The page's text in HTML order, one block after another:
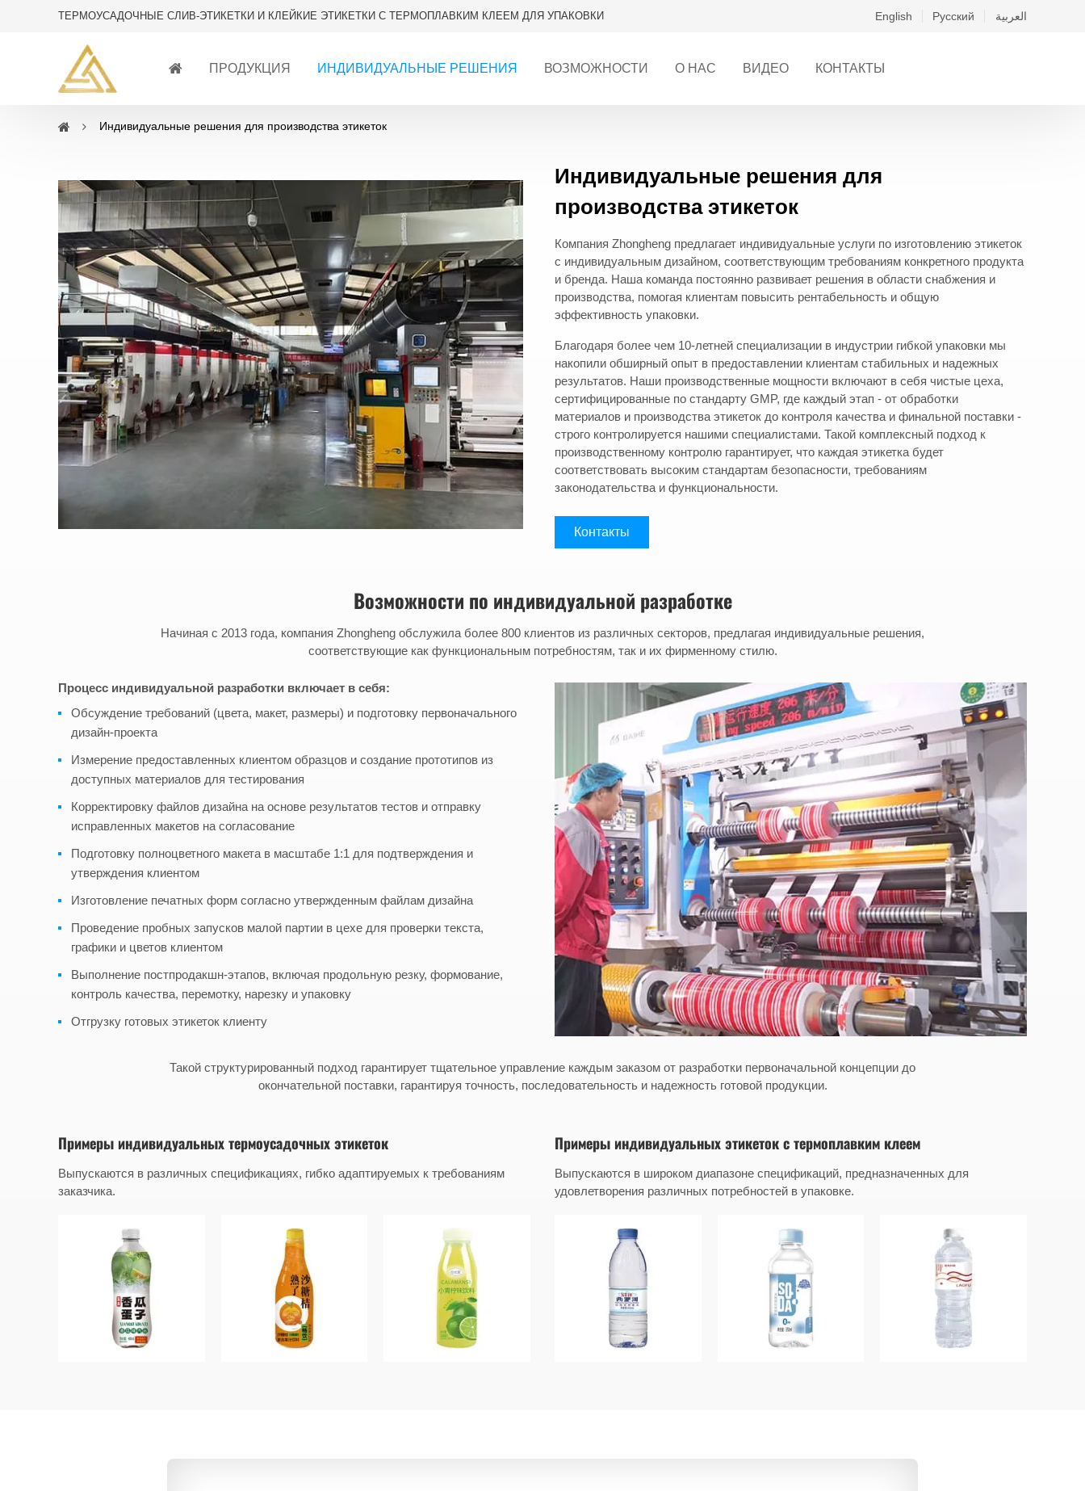
ТЕРМОУСАДОЧНЫЕ СЛИВ-ЭТИКЕТКИ И КЛЕЙКИЕ ЭТИКЕТКИ С ТЕРМОПЛАВКИМ КЛЕЕМ ДЛЯ УПАКОВКИ English Русский العربية
ПРОДУКЦИЯ ИНДИВИДУАЛЬНЫЕ РЕШЕНИЯ ВОЗМОЖНОСТИ О НАС ВИДЕО КОНТАКТЫ
Индивидуальные решения для производства этикеток
Индивидуальные решения для
производства этикеток
Компания Zhongheng предлагает индивидуальные услуги по изготовлению этикеток
с индивидуальным дизайном, соответствующим требованиям конкретного продукта
и бренда. Наша команда постоянно развивает решения в области снабжения и
производства, помогая клиентам повысить рентабельность и общую
эффективность упаковки.
Благодаря более чем 10-летней специализации в индустрии гибкой упаковки мы
накопили обширный опыт в предоставлении клиентам стабильных и надежных
результатов. Наши производственные мощности включают в себя чистые цеха,
сертифицированные по стандарту GMP, где каждый этап - от обработки
материалов и производства этикеток до контроля качества и финальной поставки -
строго контролируется нашими специалистами. Такой комплексный подход к
производственному контролю гарантирует, что каждая этикетка будет
соответствовать высоким стандартам безопасности, требованиям
законодательства и функциональности.
Контакты
Возможности по индивидуальной разработке
Начиная с 2013 года, компания Zhongheng обслужила более 800 клиентов из различных секторов, предлагая индивидуальные решения,
соответствующие как функциональным потребностям, так и их фирменному стилю.
Процесс индивидуальной разработки включает в себя:
Обсуждение требований (цвета, макет, размеры) и подготовку первоначального
дизайн-проекта
Измерение предоставленных клиентом образцов и создание прототипов из
доступных материалов для тестирования
Корректировку файлов дизайна на основе результатов тестов и отправку
исправленных макетов на согласование
Подготовку полноцветного макета в масштабе 1:1 для подтверждения и
утверждения клиентом
Изготовление печатных форм согласно утвержденным файлам дизайна
Проведение пробных запусков малой партии в цехе для проверки текста,
графики и цветов клиентом
Выполнение постпродакшн-этапов, включая продольную резку, формование,
контроль качества, перемотку, нарезку и упаковку
Отгрузку готовых этикеток клиенту
Такой структурированный подход гарантирует тщательное управление каждым заказом от разработки первоначальной концепции до
окончательной поставки, гарантируя точность, последовательность и надежность готовой продукции.
Примеры индивидуальных термоусадочных этикеток
Выпускаются в различных спецификациях, гибко адаптируемых к требованиям
заказчика.
Примеры индивидуальных этикеток с термоплавким клеем
Выпускаются в широком диапазоне спецификаций, предназначенных для
удовлетворения различных потребностей в упаковке.